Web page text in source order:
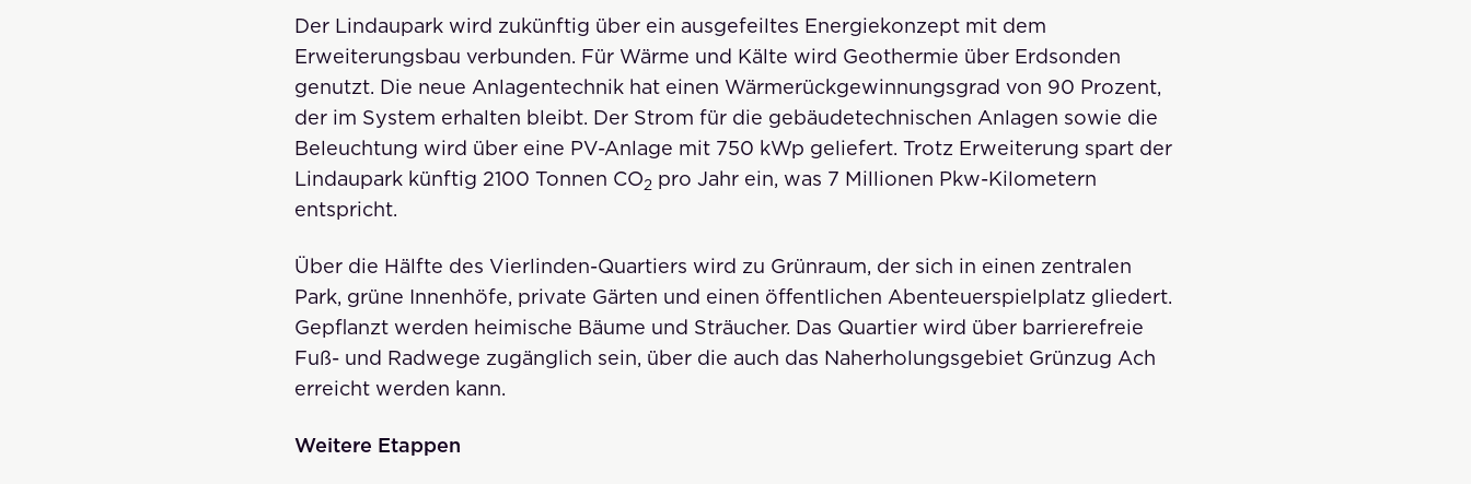
Der Lindaupark wird zukünftig über ein ausgefeiltes Energiekonzept mit dem
Erweiterungsbau verbunden. Für Wärme und Kälte wird Geothermie über Erdsonden
genutzt. Die neue Anlagentechnik hat einen Wärmerückgewinnungsgrad von 90 Prozent,
der im System erhalten bleibt. Der Strom für die gebäudetechnischen Anlagen sowie die
Beleuchtung wird über eine PV-Anlage mit 750 kWp geliefert. Trotz Erweiterung spart der
Lindaupark künftig 2100 Tonnen CO2 pro Jahr ein, was 7 Millionen Pkw-Kilometern
entspricht.
Über die Hälfte des Vierlinden-Quartiers wird zu Grünraum, der sich in einen zentralen
Park, grüne Innenhöfe, private Gärten und einen öffentlichen Abenteuerspielplatz gliedert.
Gepflanzt werden heimische Bäume und Sträucher. Das Quartier wird über barrierefreie
Fuß- und Radwege zugänglich sein, über die auch das Naherholungsgebiet Grünzug Ach
erreicht werden kann.
Weitere Etappen